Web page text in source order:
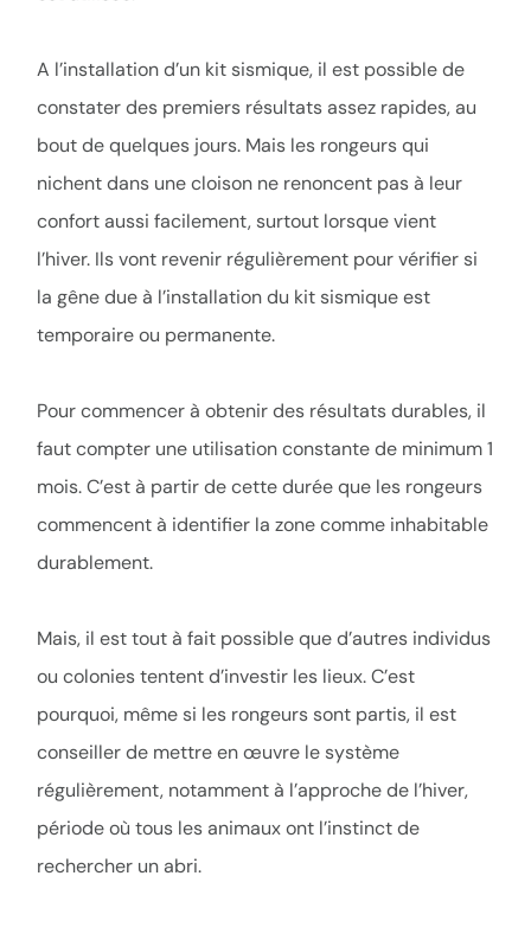
A l’installation d’un kit sismique, il est possible de
constater des premiers résultats assez rapides, au
bout de quelques jours. Mais les rongeurs qui
nichent dans une cloison ne renoncent pas à leur
confort aussi facilement, surtout lorsque vient
l’hiver. Ils vont revenir régulièrement pour vérifier si
la gêne due à l’installation du kit sismique est
temporaire ou permanente.
Pour commencer à obtenir des résultats durables, il
faut compter une utilisation constante de minimum 1
mois. C’est à partir de cette durée que les rongeurs
commencent à identifier la zone comme inhabitable
durablement.
Mais, il est tout à fait possible que d’autres individus
ou colonies tentent d’investir les lieux. C’est
pourquoi, même si les rongeurs sont partis, il est
conseiller de mettre en œuvre le système
régulièrement, notamment à l’approche de l’hiver,
période où tous les animaux ont l’instinct de
rechercher un abri.